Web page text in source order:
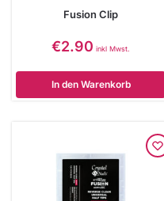
Fusion Clip
€2.90 inkl Mwst.
In den Warenkorb